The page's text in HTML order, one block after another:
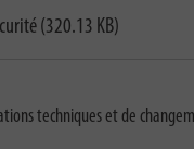
(320.13 KB)
techniques et de